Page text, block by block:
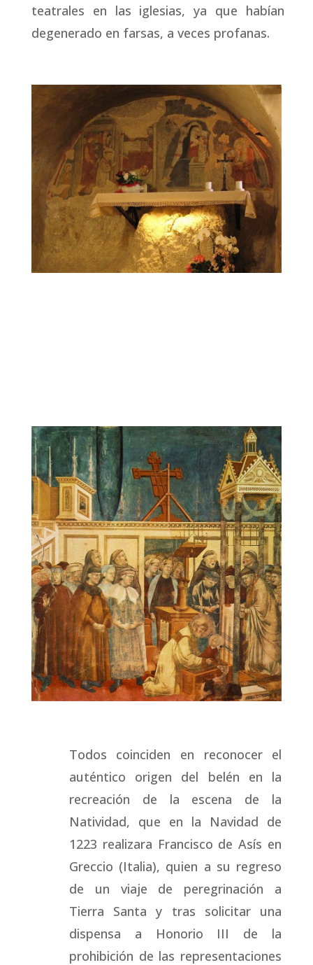
teatrales en las iglesias, ya que habían
degenerado en farsas, a veces profanas.
Todos coinciden en reconocer el
auténtico origen del belén en la
recreación de la escena de la
Natividad, que en la Navidad de
1223 realizara Francisco de Asís en
Greccio (Italia), quien a su regreso
de un viaje de peregrinación a
Tierra Santa y tras solicitar una
dispensa a Honorio III de la
prohibición de las representaciones